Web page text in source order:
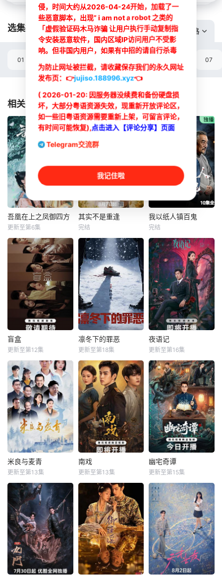
选集播放: 切换线路
选集
01 07
相关推荐
吾凰在上之凤御四方
姜贞羽
改编自快看漫画作
者嗷小泽的独家连
载漫画《吾凰在
上》。 现代少
女奚圆（姜贞羽
饰）因意外踏入玄
机界，继而卷入虎
云国内乱的漩涡，
身陷重重危机，而
在一次次险象环生
份逐渐浮出水面，
她体内的凤
吾凰在上之凤御四方
更新至第6集
其实不是重逢
任运杰
一群怀揣各自“失
意”的年轻人，在沿
海小城南安相遇相
知，他们决心各展
所长创办旅行社。
他们以当地的特色
人文与美食为引，
用真诚与创意打动
游客。尽管在创业
路上笑料百出，但
涩，逐渐打响“成功
旅行
其实不是重逢
完结
我以纸人镇百鬼
苏木继承了失踪父
亲留下的白事馆，
本想低调扎纸维
生，却因一具流血
的新娘纸人卷入了
一场跨越十年的惊
天阴谋。这纸人身
上，竟贴着父亲消
失前的绝命符箓。
为了寻找父亲，苏
木手持家传罗盘，
掌扇招魂神
我以纸人镇百鬼
完结
盲盒
五个相互独立，又
彼此呼应的故事
——用一场精心策
划的“夏令营”完成
复仇的受害者；临
终前与遗憾和解的
“无用之人”；共享
同一具躯体的人格
“刮刮乐”；病床前
不离不弃的“紧急联
络人”；产后抑郁中
盲盒
更新至第12集
凛冬下的罪恶
吴昊宸
本剧讲述了90年代
末，怒河市刑侦支
队在无普及监控、
无DNA鉴定技术的
支持下，通过摸
排、勘查等传统刑
侦手段，接连破获
数起重案要案的艰
难过程。案件设计
采用 “积案牵现案”
年代质感为基调
凛冬下的罪恶
更新至第18集
夜语记
李汶翰
2025年7月网络剧
备案 当代 都市
海南越酷文化传媒
有限公司
夜语记
更新至第16集
米良与麦青
赵波
一根网线连接了中
国鹿鸣村和英国牛
津，麦香通过视频
向米良宣告：婚不
结了。鹿鸣村开了
锅，村民大骂麦香
是叛徒。麦香是婚
前体检查出不孕
米良与麦青
更新至第13集
南戏
军阀混战的民国奉
城，玉佛头离奇失
窃，戏班主横尸戏
台，将冷血少帅许
又安与昆曲名伶荣
筱楠推向不死不休
的对立绝境。而他
们不知，对方正是
自己苦寻多年的患
南戏
更新至第13集
幽宅奇谭
肖东昊
民国时期，江淮与
迅哥组成说书班
子，偶遇“白天人住
屋，晚上鬼占房”的
阴阳宅，江淮被掳
走配“阴婚”。他与
女探长穆英搭档，
侦破阎王娶亲、五
幽宅奇谭
更新至第15集
侵，时间大约从2026-04-24开始，加载了一
些恶意脚本，出现” i am not a robot 之类的
「虚假验证码木马诈骗 让用户执行手动复制指
令安装恶意软件，国内区域IP访问用户不受影
响。但非国内用户，如果有中招的请自行杀毒
为防止网址被拦截，请收藏保存我们的永久网址
发布页： 👉jujiso.188996.xyz👈
( 2026-01-20: 因服务器没续费和备份硬盘损
坏，大部分粤语资源失效，现重新开放评论区，
如一些旧粤语资源需要重新上架，可留言评论，
有时间可能恢复),点击进入【评论分享】页面
Telegram交流群
我记住啦